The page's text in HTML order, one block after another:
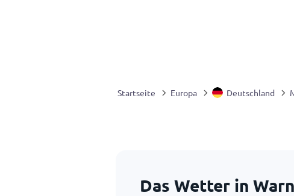
Startseite Europa Deutschland
Das Wetter in